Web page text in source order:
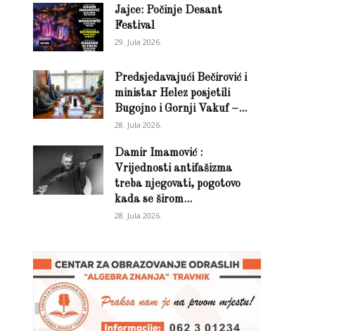
Jajce: Počinje Desant
Festival
29. Jula 2026.
Predsjedavajući Bečirović i
ministar Helez posjetili
Bugojno i Gornji Vakuf –...
28. Jula 2026.
Damir Imamović :
Vrijednosti antifašizma
treba njegovati, pogotovo
kada se širom...
28. Jula 2026.